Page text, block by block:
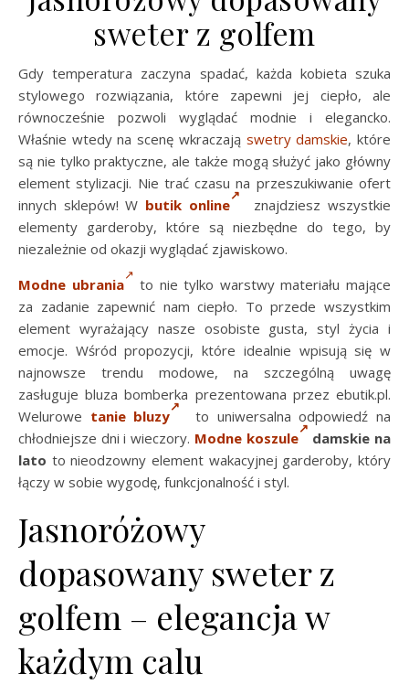
sweter z golfem
Gdy temperatura zaczyna spadać, każda kobieta szuka
stylowego rozwiązania, które zapewni jej ciepło, ale
równocześnie pozwoli wyglądać modnie i elegancko.
Właśnie wtedy na scenę wkraczają swetry damskie, które
są nie tylko praktyczne, ale także mogą służyć jako główny
element stylizacji. Nie trać czasu na przeszukiwanie ofert
innych sklepów! W butik online
znajdziesz wszystkie
elementy garderoby, które są niezbędne do tego, by
niezależnie od okazji wyglądać zjawiskowo.
Modne ubrania
to nie tylko warstwy materiału mające
za zadanie zapewnić nam ciepło. To przede wszystkim
element wyrażający nasze osobiste gusta, styl życia i
emocje. Wśród propozycji, które idealnie wpisują się w
najnowsze trendu modowe, na szczególną uwagę
zasługuje bluza bomberka prezentowana przez ebutik.pl.
Welurowe tanie bluzy
to uniwersalna odpowiedź na
chłodniejsze dni i wieczory. Modne koszule
damskie na
lato to nieodzowny element wakacyjnej garderoby, który
łączy w sobie wygodę, funkcjonalność i styl.
Jasnoróżowy
dopasowany sweter z
golfem – elegancja w
każdym calu